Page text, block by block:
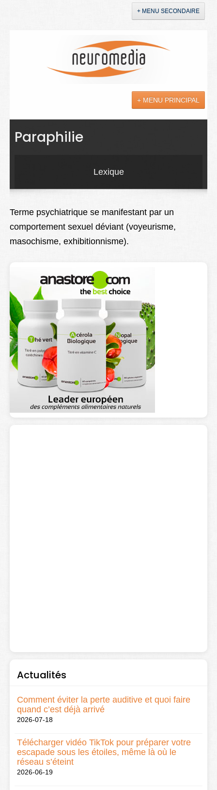
+ MENU SECONDAIRE
+ MENU PRINCIPAL
Actualités
Soins
Droit
Lexique
Better Health
Paraphilie
Lexique
Terme psychiatrique se manifestant par un
comportement sexuel déviant (voyeurisme,
masochisme, exhibitionnisme).
Actualités
Comment éviter la perte auditive et quoi faire
quand c’est déjà arrivé
2026-07-18
Télécharger vidéo TikTok pour préparer votre
escapade sous les étoiles, même là où le
réseau s’éteint
2026-06-19